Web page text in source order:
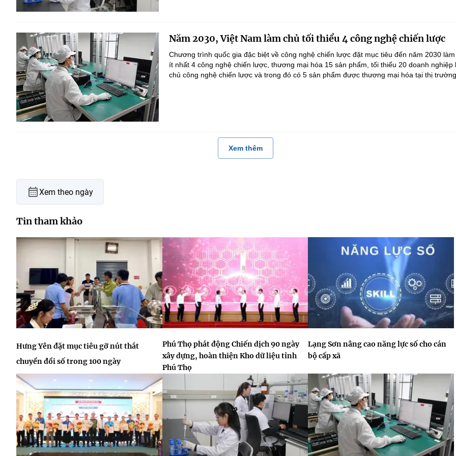
Năm 2030, Việt Nam làm chủ tối thiểu 4 công nghệ chiến lược
Chương trình quốc gia đặc biệt về công nghệ chiến lược đặt mục tiêu đến năm 2030 làm
ít nhất 4 công nghệ chiến lược, thương mại hóa 15 sản phẩm, tối thiểu 20 doanh nghiệp
chủ công nghệ chiến lược và trong đó có 5 sản phẩm được thương mại hóa tại thị
Xem thêm
Xem theo ngày
Tin tham khảo
Hưng Yên đặt mục tiêu gỡ nút thắt
chuyển đổi số trong 100 ngày
Phú Thọ phát động Chiến dịch 90 ngày
xây dựng, hoàn thiện Kho dữ liệu tỉnh
Phú Thọ
Lạng Sơn nâng cao năng lực số cho cán
bộ cấp xã